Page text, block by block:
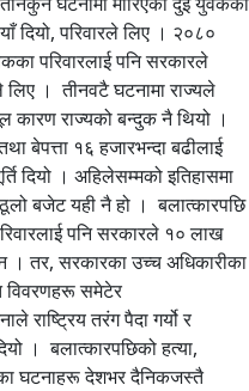
दियो, परिवारले लिए । २०८०
परिवारलाई पनि सरकारले
। तीनवटै घटनामा राज्यले
कारण राज्यको बन्दुक नै थियो ।
बेपत्ता १६ हजारभन्दा बढीलाई
दियो । अहिलेसम्मको इतिहासमा
बजेट यही नै हो । बलात्कारपछि
पनि सरकारले १० लाख
। तर, सरकारका उच्च अधिकारीका
विवरणहरू समेटेर
राष्ट्रिय तरंग पैदा गर्यो र
। बलात्कारपछिको हत्या,
घटनाहरू देशभर दैनिकजस्तै